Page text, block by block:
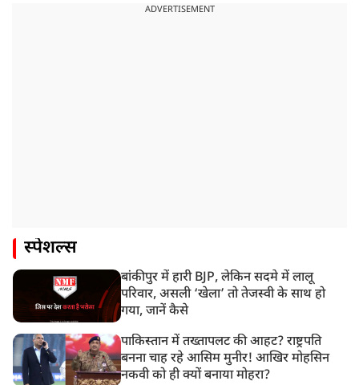
ADVERTISEMENT
स्पेशल्स
बांकीपुर में हारी BJP, लेकिन सदमे में लालू
परिवार, असली ‘खेला’ तो तेजस्वी के साथ हो
गया, जानें कैसे
पाकिस्तान में तख्तापलट की आहट? राष्ट्रपति
बनना चाह रहे आसिम मुनीर! आखिर मोहसिन
नकवी को ही क्यों बनाया मोहरा?